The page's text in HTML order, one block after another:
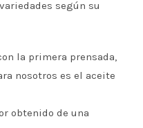
según su
la primera prensada,
nosotros es el aceite
obtenido de una